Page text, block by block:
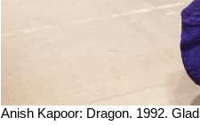
Anish Kapoor: Dragon. 1992.